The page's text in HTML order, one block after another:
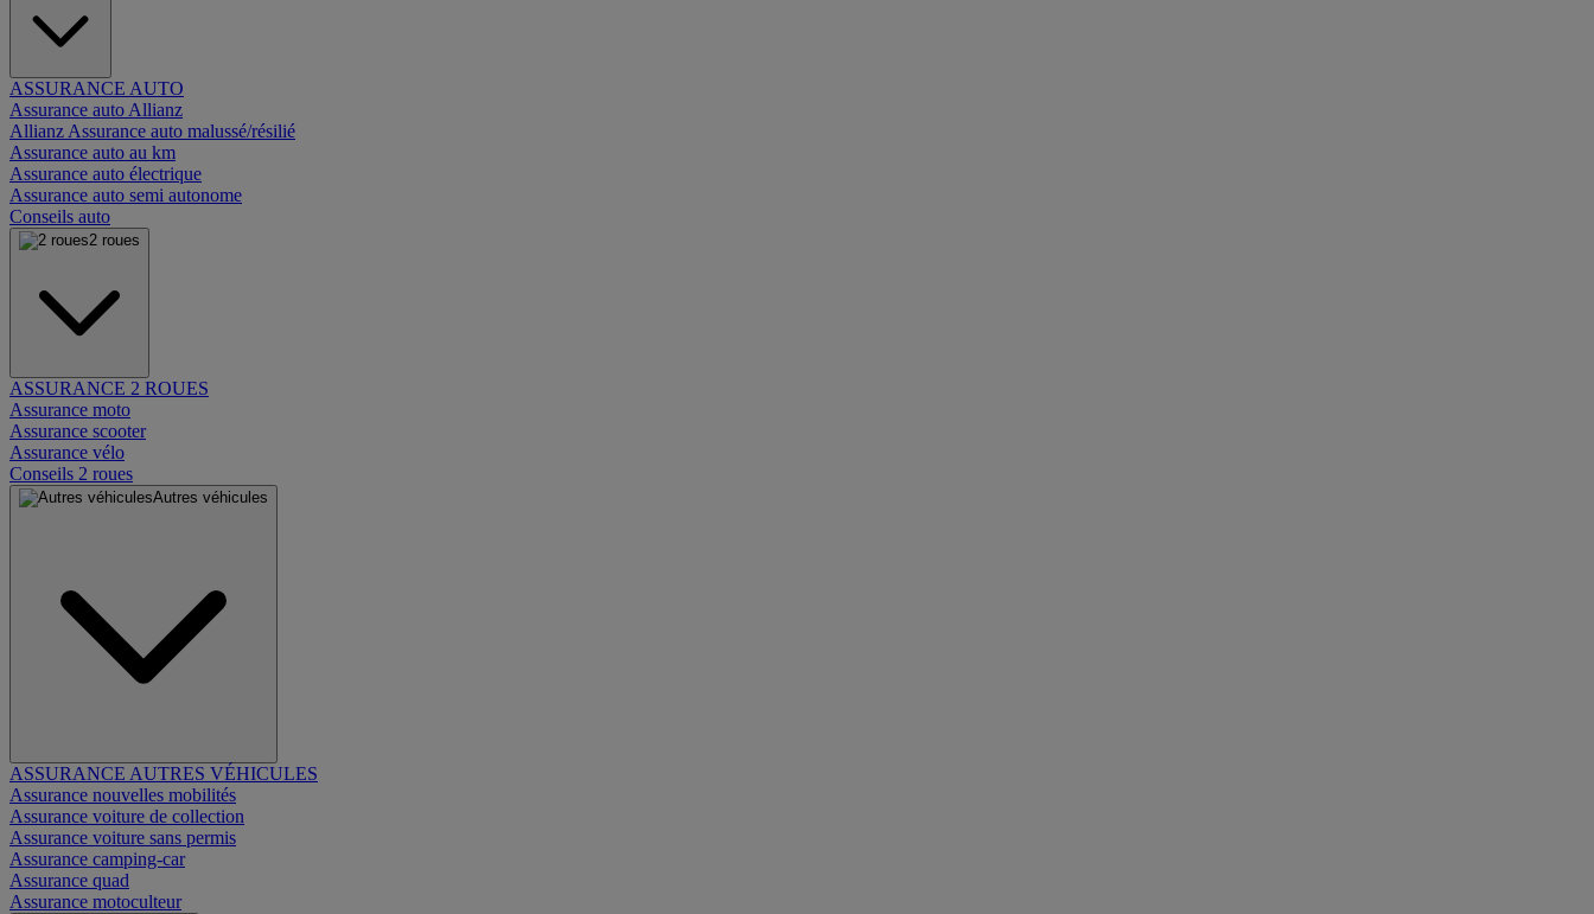
ASSURANCE AUTO
Assurance auto Allianz
Allianz Assurance auto malussé/résilié
Assurance auto au km
Assurance auto électrique
Assurance auto semi autonome
Conseils auto
2 roues
ASSURANCE 2 ROUES
Assurance moto
Assurance scooter
Assurance vélo
Conseils 2 roues
Autres véhicules
ASSURANCE AUTRES VÉHICULES
Assurance nouvelles mobilités
Assurance voiture de collection
Assurance voiture sans permis
Assurance camping-car
Assurance quad
Assurance motoculteur